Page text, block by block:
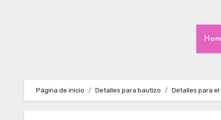
Página de inicio Detalles para bautizo Detalles para